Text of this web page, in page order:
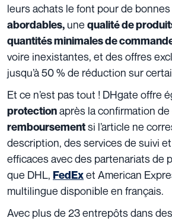
leurs achats le font pour de
abordables, une qualité de
quantités minimales de
voire inexistantes, et des offres
jusqu’à 50 % de réduction sur
Et ce n’est pas tout ! DHgate offre
protectionaprès la confirmation
remboursementsi l’article ne
description, des services de suivi
efficaces avec des partenariats de
que DHL, FedExet American
multilingue disponible en français.
Avec plus de 23 entrepôts dans